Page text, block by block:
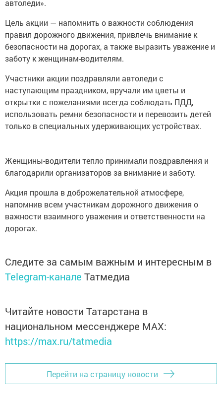
автоледи».
Цель акции — напомнить о важности соблюдения
правил дорожного движения, привлечь внимание к
безопасности на дорогах, а также выразить уважение и
заботу к женщинам-водителям.
Участники акции поздравляли автоледи с
наступающим праздником, вручали им цветы и
открытки с пожеланиями всегда соблюдать ПДД,
использовать ремни безопасности и перевозить детей
только в специальных удерживающих устройствах.
Женщины-водители тепло принимали поздравления и
благодарили организаторов за внимание и заботу.
Акция прошла в доброжелательной атмосфере,
напомнив всем участникам дорожного движения о
важности взаимного уважения и ответственности на
дорогах.
Следите за самым важным и интересным в
Telegram-канале Татмедиа
Читайте новости Татарстана в
национальном мессенджере MАХ:
https://max.ru/tatmedia
Перейти на страницу новости